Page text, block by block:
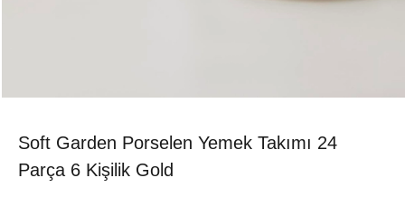
Soft Garden Porselen Yemek Takımı 24
Parça 6 Kişilik Gold